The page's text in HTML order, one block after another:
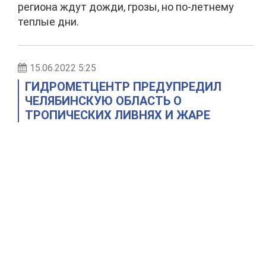
региона ждут дожди, грозы, но по-летнему
теплые дни.
15.06.2022 5:25
ГИДРОМЕТЦЕНТР ПРЕДУПРЕДИЛ
ЧЕЛЯБИНСКУЮ ОБЛАСТЬ О
ТРОПИЧЕСКИХ ЛИВНЯХ И ЖАРЕ